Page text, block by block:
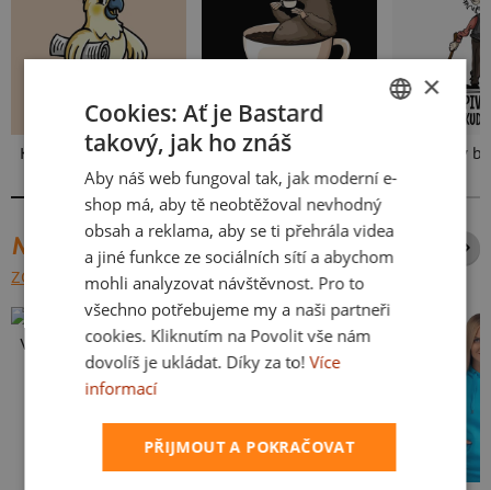
Kakat-du V pressu Neklidný
NEJPRODÁVANĚJŠÍ POTISKY
ZOBRAZIT VŠECHNY
Vlastní potisk
SLOVAK
×
Cookies: Ať je Bastard
takový, jak ho znáš
Aby náš web fungoval tak, jak moderní e-
shop má, aby tě neobtěžoval nevhodný
obsah a reklama, aby se ti přehrála videa
a jiné funkce ze sociálních sítí a abychom
mohli analyzovat návštěvnost. Pro to
všechno potřebujeme my a naši partneři
cookies. Kliknutím na Povolit vše nám
dovolíš je ukládat. Díky za to! Více
informací
PŘIJMOUT A POKRAČOVAT